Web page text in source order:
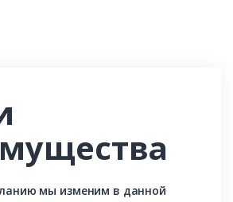
мы изменим в данной